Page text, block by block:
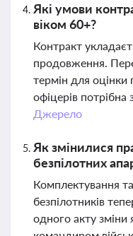
Які умови
віком 60+?
Контракт
продовження.
термін для
офіцерів
Джерело
Як змінилися
безпілотних
Комплектування
безпілотників
одного акту зміни